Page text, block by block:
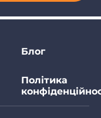
Блог
Політика